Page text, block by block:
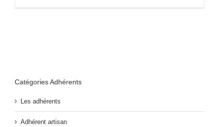
Catégories Adhérents
Les adhérents
Adhérent artisan